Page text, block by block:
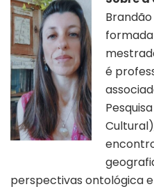
é
perspectivas ontológica